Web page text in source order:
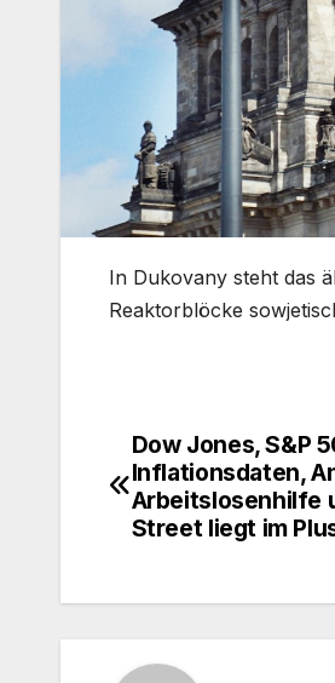
​In Dukovany steht das
Reaktorblöcke
Dow Jones, S&P
Inflationsdaten,
Arbeitslosenhilfe
Street liegt im